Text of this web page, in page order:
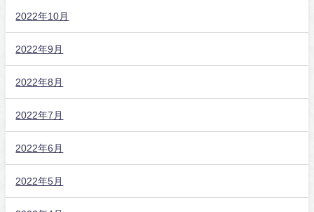
2022年10月
2022年9月
2022年8月
2022年7月
2022年6月
2022年5月